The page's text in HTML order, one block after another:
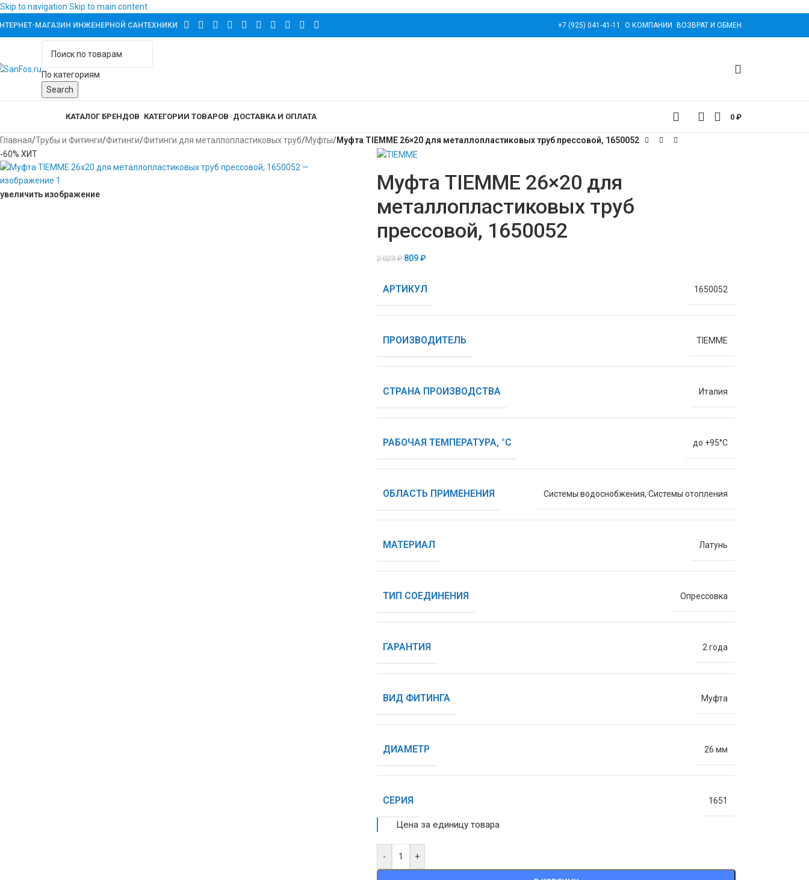
Skip to navigation Skip to main content
МАГАЗИН ИНЖЕНЕРНОЙ САНТЕХНИКИ +7 (925) 041-41-11 О КОМПАНИИ ВОЗВРАТ И ОБМЕН
По категориям
Search
КАТАЛОГ БРЕНДОВ КАТЕГОРИИ ТОВАРОВ ДОСТАВКА И ОПЛАТА 0 ₽
Главная/Трубы и Фитинги/Фитинги/Фитинги для металлопластиковых труб/Муфты/Муфта TIEMME 26×20 для металлопластиковых труб прессовой, 1650052
-60% ХИТ
увеличить изображение
Муфта TIEMME 26×20 для
металлопластиковых труб
прессовой, 1650052
2 023₽ 809₽
АРТИКУЛ 1650052
ПРОИЗВОДИТЕЛЬ TIEMME
СТРАНА ПРОИЗВОДСТВА Италия
РАБОЧАЯ ТЕМПЕРАТУРА, °С до +95°C
ОБЛАСТЬ ПРИМЕНЕНИЯ Системы водоснобжения, Системы отопления
МАТЕРИАЛ Латунь
ТИП СОЕДИНЕНИЯ Опрессовка
ГАРАНТИЯ 2 года
ВИД ФИТИНГА Муфта
ДИАМЕТР 26 мм
СЕРИЯ 1651
Цена за единицу товара
- +